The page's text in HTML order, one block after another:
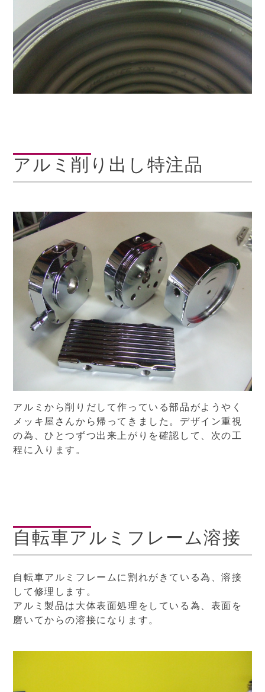
アルミ削り出し特注品
アルミから削りだして作っている部品がようやく
メッキ屋さんから帰ってきました。デザイン重視
の為、ひとつずつ出来上がりを確認して、次の工
程に入ります。
自転車アルミフレーム溶接
自転車アルミフレームに割れがきている為、溶接
して修理します。
アルミ製品は大体表面処理をしている為、表面を
磨いてからの溶接になります。